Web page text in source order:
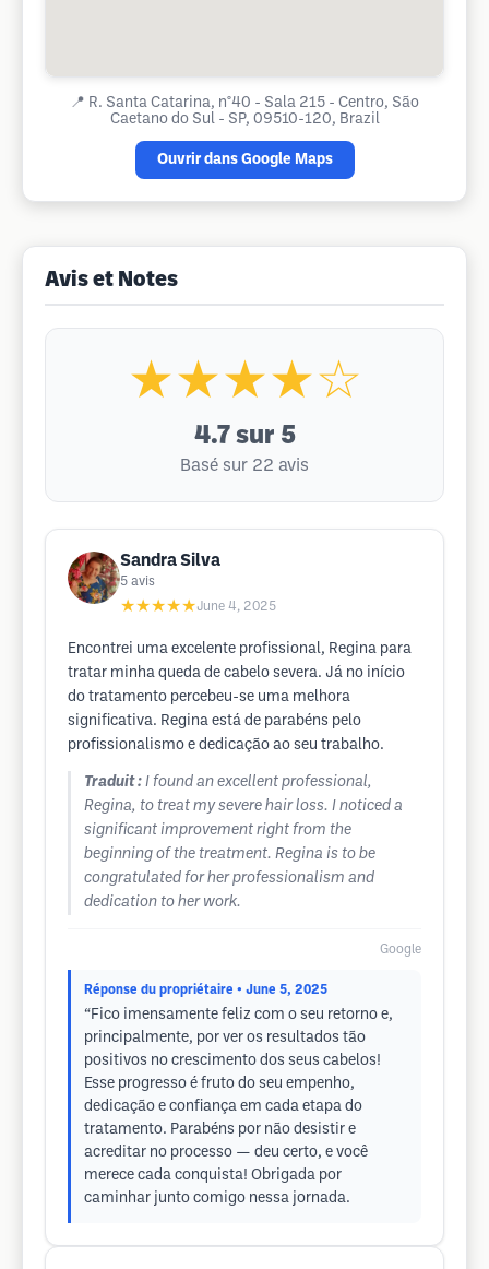
📍 R. Santa Catarina, n°40 - Sala 215 - Centro, São
Caetano do Sul - SP, 09510-120, Brazil
Ouvrir dans Google Maps
Avis et Notes
★★★★☆
4.7 sur 5
Basé sur 22 avis
Sandra Silva
5 avis
★★★★★June 4, 2025
Encontrei uma excelente profissional, Regina para
tratar minha queda de cabelo severa. Já no início
do tratamento percebeu-se uma melhora
significativa. Regina está de parabéns pelo
profissionalismo e dedicação ao seu trabalho.
Traduit : I found an excellent professional,
Regina, to treat my severe hair loss. I noticed a
significant improvement right from the
beginning of the treatment. Regina is to be
congratulated for her professionalism and
dedication to her work.
Google
Réponse du propriétaire • June 5, 2025
“Fico imensamente feliz com o seu retorno e,
principalmente, por ver os resultados tão
positivos no crescimento dos seus cabelos!
Esse progresso é fruto do seu empenho,
dedicação e confiança em cada etapa do
tratamento. Parabéns por não desistir e
acreditar no processo — deu certo, e você
merece cada conquista! Obrigada por
caminhar junto comigo nessa jornada.